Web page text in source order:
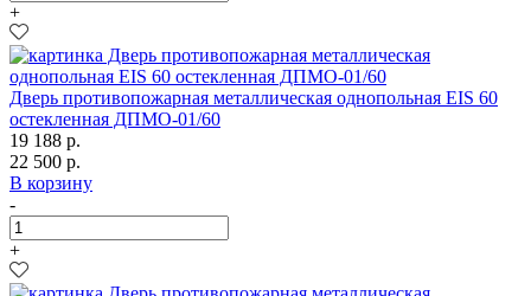
+
Дверь противопожарная металлическая однопольная EIS 60
остекленная ДПМО-01/60
19 188 р.
22 500 р.
В корзину
-
+